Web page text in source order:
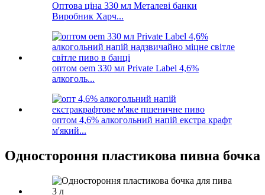
Оптова ціна 330 мл Металеві банки
Виробник Харч...
оптом oem 330 мл Private Label 4,6%
алкоголь...
оптом 4,6% алкогольний напій екстра крафт
м'який...
Одностороння пластикова пивна бочка